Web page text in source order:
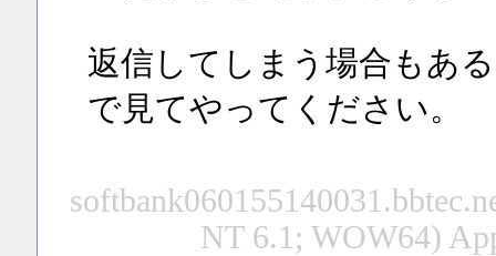
返信してしまう場合もあ
で見てやってください。
NT 6.1; WOW64)